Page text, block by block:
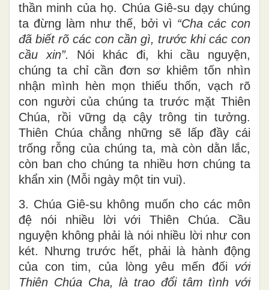
thần minh của họ. Chúa Giê-su dạy chúng
ta đừng làm như thế, bởi vì “Cha các con
đã biết rõ các con cần gì, trước khi các con
cầu xin”.
Nói khác đi, khi cầu nguyện,
chúng ta chỉ cần đơn sơ khiêm tốn nhìn
nhận mình hèn mọn thiếu thốn, vạch rõ
con người của chúng ta trước mặt Thiên
Chúa, rồi vững dạ cậy trông tin tưởng.
Thiên Chúa chẳng những sẽ lấp đầy cái
trống rỗng của chúng ta, mà còn dằn lắc,
còn ban cho chúng ta nhiều hơn chúng ta
khẩn xin (Mỗi ngày một tin vui).
3. Chúa Giê-su không muốn cho các môn
đệ nói nhiều lời với Thiên Chúa. Cầu
nguyện không phải là nói nhiều lời như con
két. Nhưng trước hết, phải là hành động
của con tim, của lòng yêu mến đối với
Thiên Chúa Cha, là trao đổi tâm tình với